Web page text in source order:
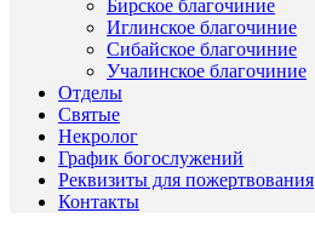
Бирское благочиние
Иглинское благочиние
Сибайское благочиние
Учалинское благочиние
Отделы
Святые
Некролог
График богослужений
Реквизиты для пожертвования
Контакты